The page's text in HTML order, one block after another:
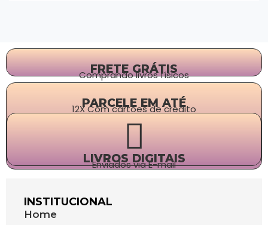
FRETE GRÁTIS
Comprando livros físicos
PARCELE EM ATÉ
12X Com cartões de crédito
LIVROS DIGITAIS
Enviados via E-mail
INSTITUCIONAL
Home